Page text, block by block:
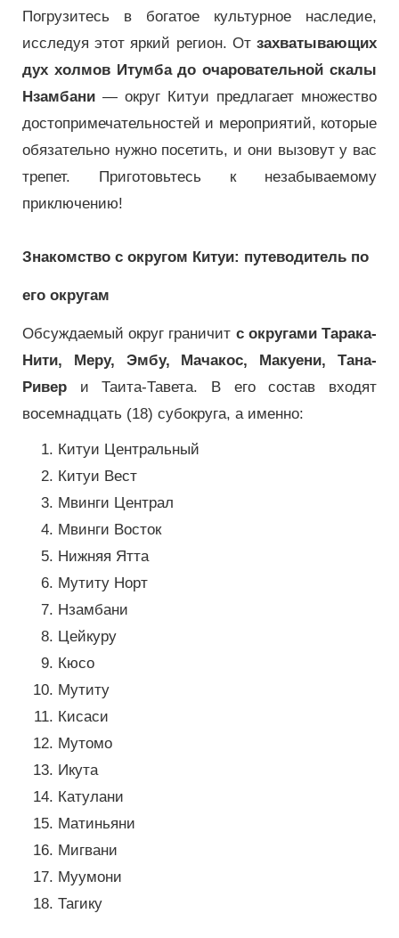
Погрузитесь в богатое культурное наследие,
исследуя этот яркий регион. Отзахватывающих
дух холмов Итумба до очаровательной скалы
Нзамбани — округ Китуи предлагает множество
достопримечательностей и мероприятий, которые
обязательно нужно посетить, и они вызовут у вас
трепет.
Приготовьтесь к незабываемому
приключению!
Знакомство с округом Китуи: путеводитель по
его округам
Обсуждаемый округ граничит с округами Тарака-
Нити, Меру, Эмбу, Мачакос, Макуени, Тана-
Ривер и Таита-Тавета.
В его состав входят
восемнадцать (18) субокруга, а именно:
Китуи Центральный
Китуи Вест
Мвинги Централ
Мвинги Восток
Нижняя Ятта
Мутиту Норт
Нзамбани
Цейкуру
Кюсо
Мутиту
Кисаси
Мутомо
Икута
Катулани
Матиньяни
Мигвани
Муумони
Тагику